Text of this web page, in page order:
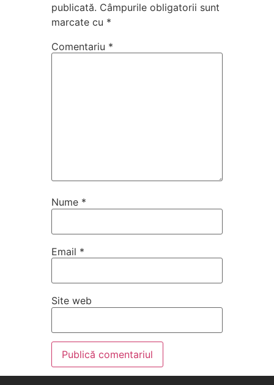
publicată. Câmpurile obligatorii sunt
marcate cu *
Comentariu *
Nume *
Email *
Site web